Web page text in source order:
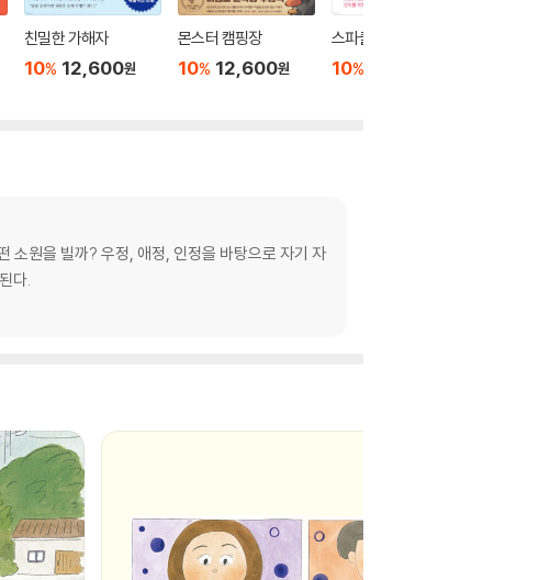
친밀한 가해자
10% 12,600원
몬스터 캠핑장
10% 12,600원
스파클
10%
소원을 빌까? 우정, 애정, 인정을 바탕으로 자기 자
다.